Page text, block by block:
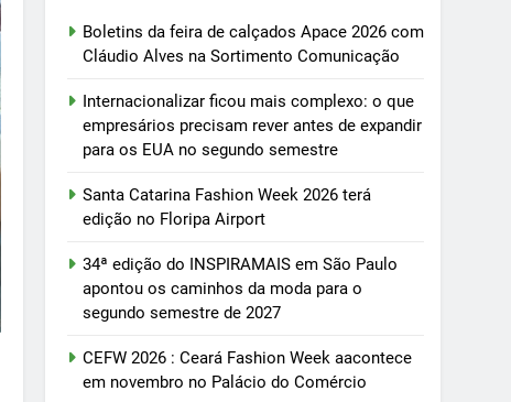
Boletins da feira de calçados Apace 2026 com
Cláudio Alves na Sortimento Comunicação
Internacionalizar ficou mais complexo: o que
empresários precisam rever antes de expandir
para os EUA no segundo semestre
Santa Catarina Fashion Week 2026 terá
edição no Floripa Airport
34ª edição do INSPIRAMAIS em São Paulo
apontou os caminhos da moda para o
segundo semestre de 2027
CEFW 2026 : Ceará Fashion Week aacontece
em novembro no Palácio do Comércio